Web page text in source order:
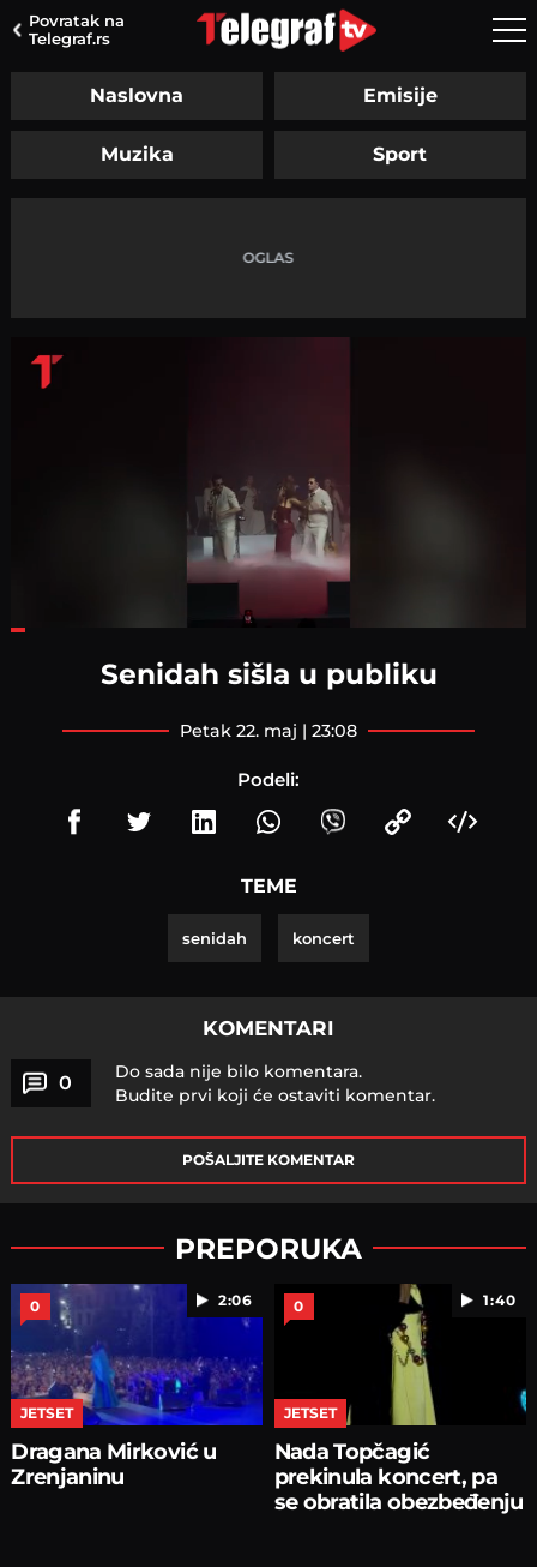
Povratak na
Telegraf.rs
Naslovna Emisije
Muzika Sport
Senidah sišla u publiku
petak 22. maj | 23:08
Podeli:
TEME
senidah koncert
KOMENTARI
0
Do sada nije bilo komentara.
Budite prvi koji će ostaviti komentar.
POŠALJITE KOMENTAR
PREPORUKA
2:06
0
JETSET
Dragana Mirković u
Zrenjaninu
1:40
0
JETSET
Nada Topčagić
prekinula koncert, pa
se obratila obezbeđenju